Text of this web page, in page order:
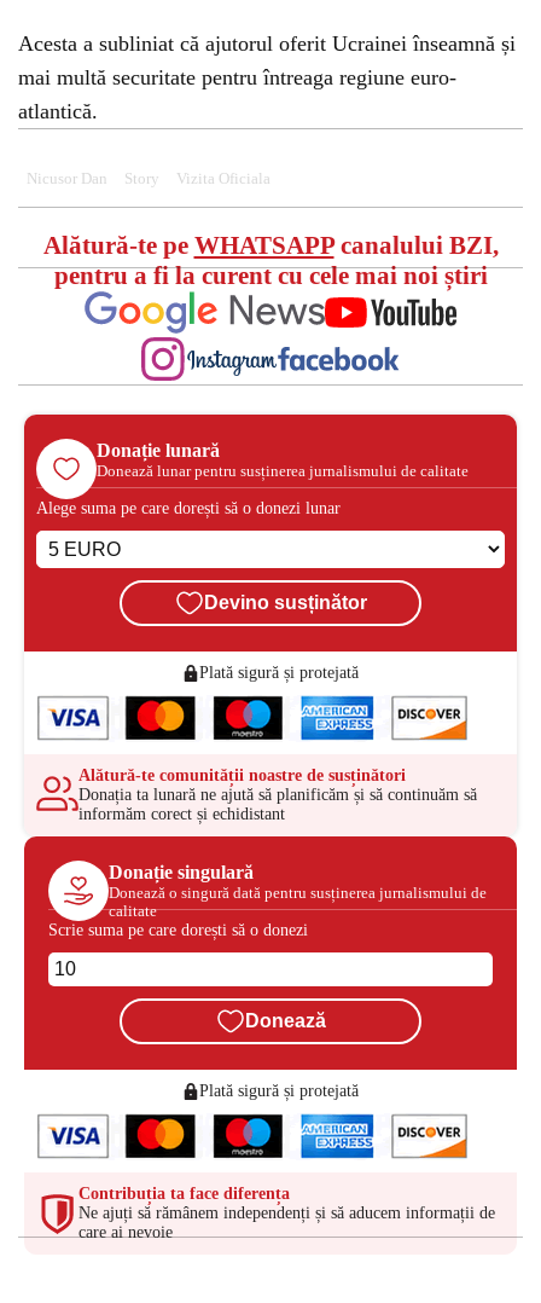
Acesta a subliniat că ajutorul oferit Ucrainei înseamnă și
mai multă securitate pentru întreaga regiune euro-
atlantică.
Nicusor Dan Story Vizita Oficiala
Alătură-te pe WHATSAPPcanalului BZI,
pentru a fi la curent cu cele mai noi știri
Donație lunară
Donează lunar pentru susținerea jurnalismului de calitate
Alege suma pe care dorești să o donezi lunar
Devino susținător
Plată sigură și protejată
Alătură-te comunității noastre de susținători
Donația ta lunară ne ajută să planificăm și să continuăm să
informăm corect și echidistant
Donație singulară
Donează o singură dată pentru susținerea jurnalismului de
calitate
Scrie suma pe care dorești să o donezi
Donează
Plată sigură și protejată
Contribuția ta face diferența
Ne ajuți să rămânem independenți și să aducem informații de
care ai nevoie